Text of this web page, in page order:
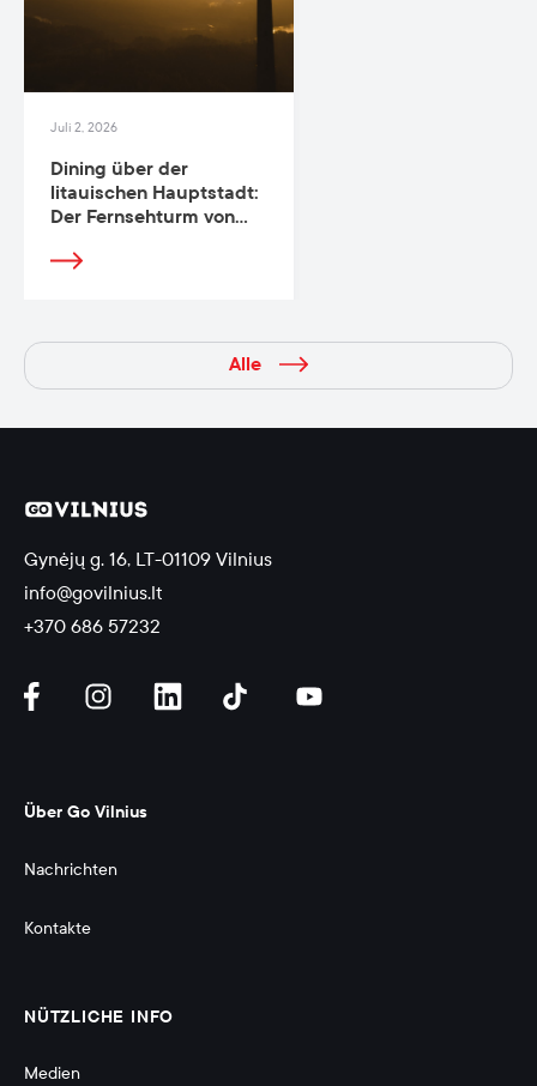
Juli 2, 2026
Dining über der
litauischen Hauptstadt:
Der Fernsehturm von
Panorama-
Alle
Gynėjų g. 16, LT-01109 Vilnius
info@govilnius.lt
+370 686 57232
Über Go Vilnius
Nachrichten
Kontakte
NÜTZLICHE INFO
Medien